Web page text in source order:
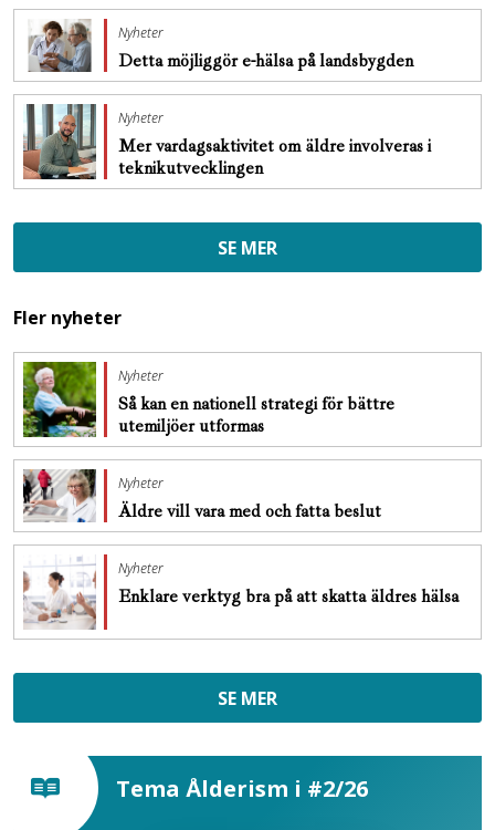
Nyheter
Detta möjliggör e-hälsa på landsbygden
Nyheter
Mer vardagsaktivitet om äldre involveras i
teknikutvecklingen
SE MER
Fler nyheter
Nyheter
Så kan en nationell strategi för bättre
utemiljöer utformas
Nyheter
Äldre vill vara med och fatta beslut
Nyheter
Enklare verktyg bra på att skatta äldres hälsa
SE MER
Tema Ålderism i #2/26